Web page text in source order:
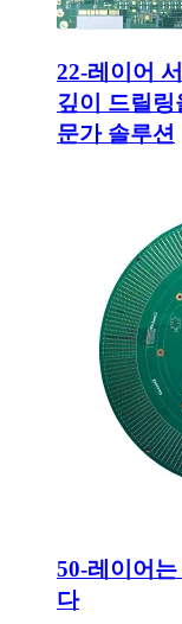
22-레이어
깊이 드릴링
문가 솔루션
50-레이어
다